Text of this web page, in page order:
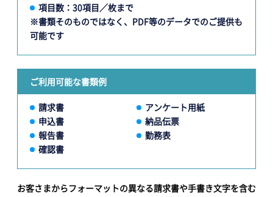
項目数：30項目／枚まで
※書類そのものではなく、PDF等のデータでのご提供も
可能です
ご利用可能な書類例
請求書
申込書
報告書
確認書
アンケート用紙
納品伝票
勤務表
お客さまからフォーマットの異なる請求書や手書き文字を含む